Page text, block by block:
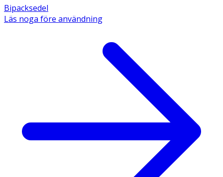
Bipacksedel
Läs noga före användning